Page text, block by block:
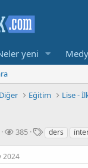
yeni
Eğitim Lise -
G
r
385
Eders
2024